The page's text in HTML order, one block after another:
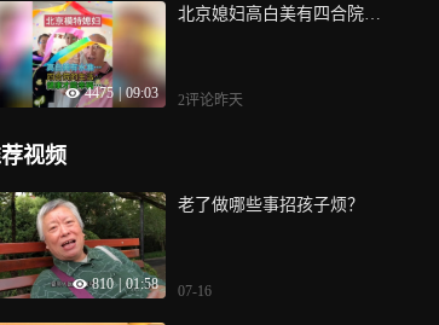
4475 | 09:03
北京媳妇高白美有四合院…
2评论昨天
视频
810 01:58
老了做哪些事招孩子烦？
07-16